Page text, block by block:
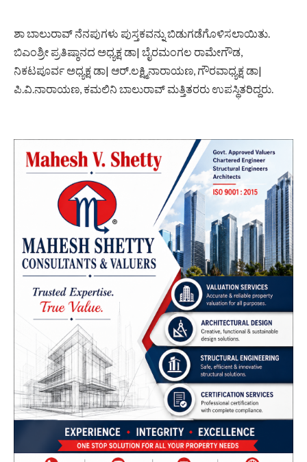
ಶಾ ಬಾಲುರಾವ್‌ ನೆನಪುಗಳು ಪುಸ್ತಕವನ್ನು ಬಿಡುಗಡೆಗೊಳಿಸಲಾಯಿತು.
ಬಿಎಂಶ್ರೀ ಪ್ರತಿಷ್ಠಾನದ ಅಧ್ಯಕ್ಷ ಡಾ| ಬೈರಮಂಗಲ ರಾಮೇಗೌಡ,
ನಿಕಟಪೂರ್ವ ಅಧ್ಯಕ್ಷ ಡಾ| ಆರ್‌.ಲಕ್ಷ್ಮಿನಾರಾಯಣ, ಗೌರವಾಧ್ಯಕ್ಷ ಡಾ|
ಪಿ.ವಿ.ನಾರಾಯಣ, ಕಮಲಿನಿ ಬಾಲುರಾವ್‌ ಮತ್ತಿತರರು ಉಪಸ್ಥಿತರಿದ್ದರು.